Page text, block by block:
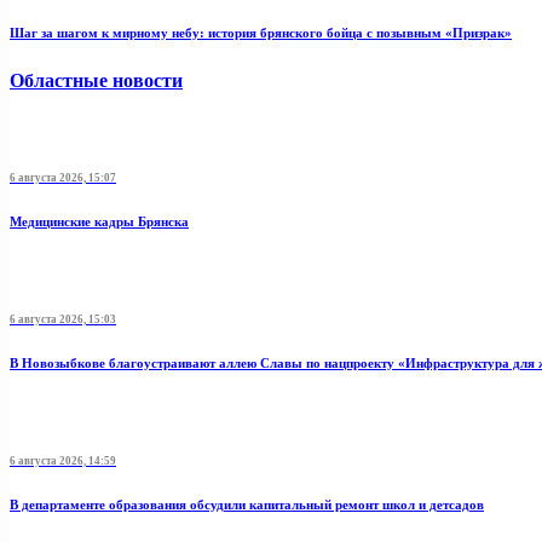
Шаг за шагом к мирному небу: история брянского бойца с позывным «Призрак»
Областные новости
6 августа 2026, 15:07
Медицинские кадры Брянска
6 августа 2026, 15:03
В Новозыбкове благоустраивают аллею Славы по нацпроекту «Инфраструктура для
6 августа 2026, 14:59
В департаменте образования обсудили капитальный ремонт школ и детсадов